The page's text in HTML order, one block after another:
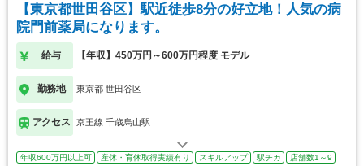
【東京都世田谷区】駅近徒歩8分の好立地！人気の病
院門前薬局になります。
給与 【年収】450万円～600万円程度 モデル
勤務地 東京都 世田谷区
アクセス 京王線 千歳烏山駅
年収600万円以上可 産休・育休取得実績有り スキルアップ 駅チカ
店舗数1～9